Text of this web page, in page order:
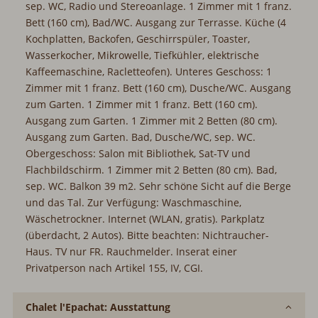
sep. WC, Radio und Stereoanlage. 1 Zimmer mit 1 franz.
Bett (160 cm), Bad/WC. Ausgang zur Terrasse. Küche (4
Kochplatten, Backofen, Geschirrspüler, Toaster,
Wasserkocher, Mikrowelle, Tiefkühler, elektrische
Kaffeemaschine, Racletteofen). Unteres Geschoss: 1
Zimmer mit 1 franz. Bett (160 cm), Dusche/WC. Ausgang
zum Garten. 1 Zimmer mit 1 franz. Bett (160 cm).
Ausgang zum Garten. 1 Zimmer mit 2 Betten (80 cm).
Ausgang zum Garten. Bad, Dusche/WC, sep. WC.
Obergeschoss: Salon mit Bibliothek, Sat-TV und
Flachbildschirm. 1 Zimmer mit 2 Betten (80 cm). Bad,
sep. WC. Balkon 39 m2. Sehr schöne Sicht auf die Berge
und das Tal. Zur Verfügung: Waschmaschine,
Wäschetrockner. Internet (WLAN, gratis). Parkplatz
(überdacht, 2 Autos). Bitte beachten: Nichtraucher-
Haus. TV nur FR. Rauchmelder. Inserat einer
Privatperson nach Artikel 155, IV, CGI.
Chalet l'Epachat: Ausstattung